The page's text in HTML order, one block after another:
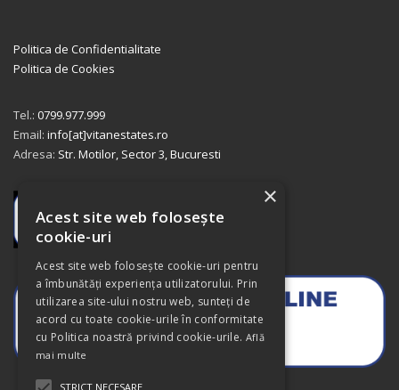
Politica de Confidentialitate
Politica de Cookies
Tel.: 0799.977.999
Email: info[at]vitanestates.ro
Adresa: Str. Motilor, Sector 3, Bucuresti
×
Acest site web folosește
cookie-uri
Acest site web folosește cookie-uri pentru
a îmbunătăți experiența utilizatorului. Prin
utilizarea site-ului nostru web, sunteți de
acord cu toate cookie-urile în conformitate
cu Politica noastră privind cookie-urile. Află
mai multe
STRICT NECESARE